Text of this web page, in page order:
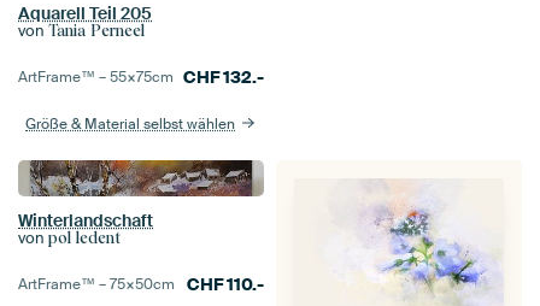
Aquarell Teil 205
von Tania Perneel
ArtFrame™ –55×75cm CHF132.-
Größe & Material selbst wählen
Winterlandschaft
von pol ledent
ArtFrame™ –75×50cm CHF110.-